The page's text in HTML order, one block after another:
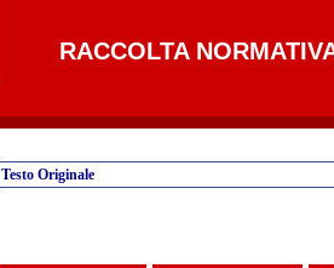
RACCOLTA
Testo Originale